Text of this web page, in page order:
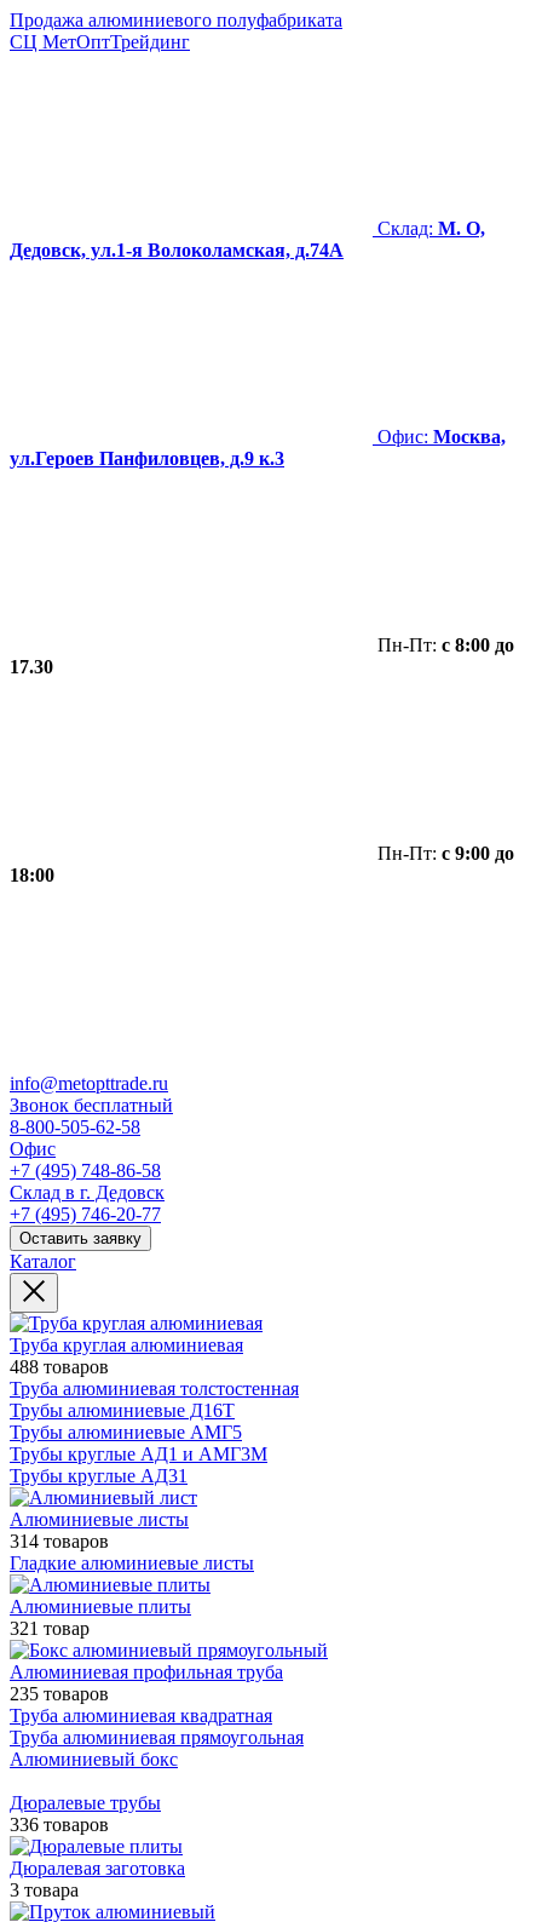
Продажа алюминиевого полуфабриката
СЦ МетОптТрейдинг
Склад: М. О,
Дедовск, ул.1-я Волоколамская, д.74А
Офис: Москва,
ул.Героев Панфиловцев, д.9 к.3
Пн-Пт: с 8:00 до
17.30
Пн-Пт: с 9:00 до
18:00
info@metopttrade.ru
Звонок бесплатный
8-800-505-62-58
Офис
+7 (495) 748-86-58
Склад в г. Дедовск
+7 (495) 746-20-77
Оставить заявку
Каталог
Труба круглая алюминиевая
488 товаров
Труба алюминиевая толстостенная
Трубы алюминиевые Д16Т
Трубы алюминиевые АМГ5
Трубы круглые АД1 и АМГ3М
Трубы круглые АД31
Алюминиевые листы
314 товаров
Гладкие алюминиевые листы
Алюминиевые плиты
321 товар
Алюминиевая профильная труба
235 товаров
Труба алюминиевая квадратная
Труба алюминиевая прямоугольная
Алюминиевый бокс
Дюралевые трубы
336 товаров
Дюралевая заготовка
3 товара